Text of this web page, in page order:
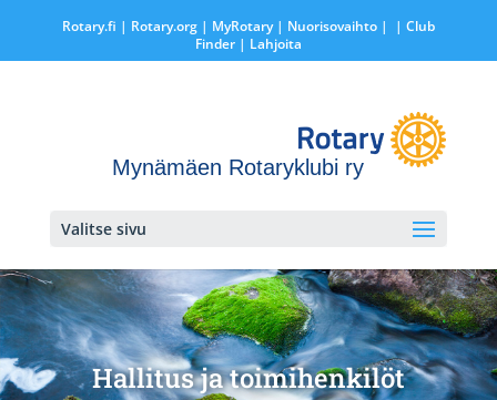
Rotary.fi | Rotary.org| MyRotary | Nuorisovaihto|
| Club
Finder| Lahjoita
Mynämäen Rotaryklubi ry
Valitse sivu
Hallitus ja toimihenkilöt